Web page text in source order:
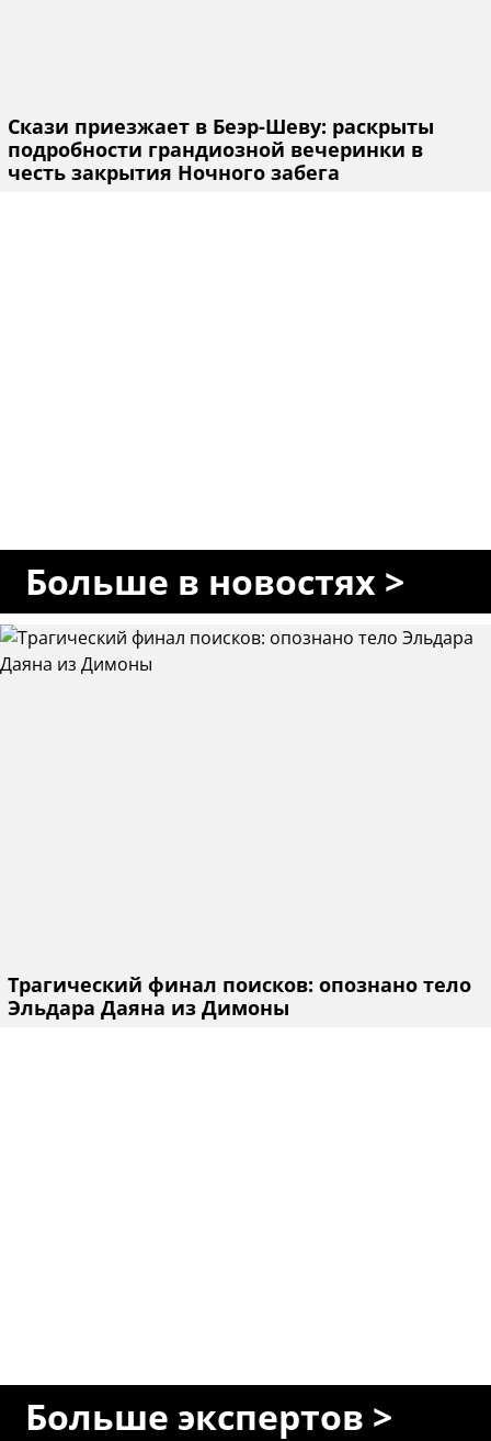
Скази приезжает в Беэр-Шеву: раскрыты
подробности грандиозной вечеринки в
честь закрытия Ночного забега
Больше в новостях >
Трагический финал поисков: опознано тело
Эльдара Даяна из Димоны
Больше экспертов >